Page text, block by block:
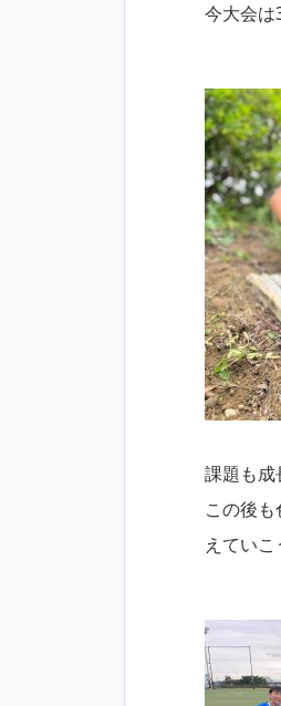
今大会は
課題も成
この後
えていこ